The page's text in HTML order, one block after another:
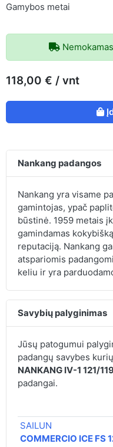
Gamybos metai
118,00 € / vnt
Nankang padangos
Nankang yra visame
gamintojas, ypač
būstinė. 1959 metais
gamindamas
reputaciją. Nankang
atspariomis
keliu ir yra
Savybių palyginimas
Jūsų patogumui
padangų savybes
NANKANG IV-1 121/
padangai.
SAILUN
COMMERCIO ICE FS